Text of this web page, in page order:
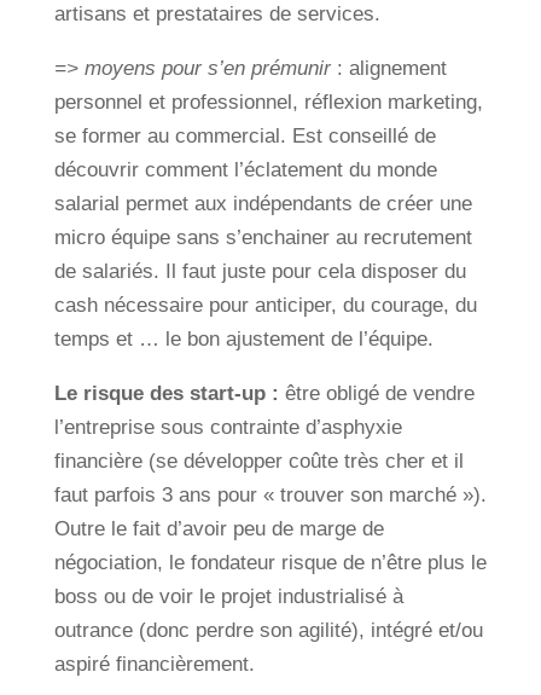
artisans et prestataires de services.
=> moyens pour s’en prémunir: alignement
personnel et professionnel, réflexion marketing,
se former au commercial. Est conseillé de
découvrir comment l’éclatement du monde
salarial permet aux indépendants de créer une
micro équipe sans s’enchainer au recrutement
de salariés. Il faut juste pour cela disposer du
cash nécessaire pour anticiper, du courage, du
temps et … le bon ajustement de l’équipe.
Le risque des start-up : être obligé de vendre
l’entreprise sous contrainte d’asphyxie
financière (se développer coûte très cher et il
faut parfois 3 ans pour « trouver son marché »).
Outre le fait d’avoir peu de marge de
négociation, le fondateur risque de n’être plus le
boss ou de voir le projet industrialisé à
outrance (donc perdre son agilité), intégré et/ou
aspiré financièrement.